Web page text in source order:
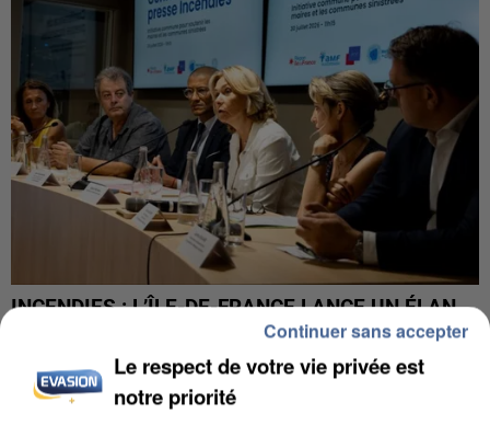
INCENDIES : L’ÎLE-DE-FRANCE LANCE UN ÉLAN
DE SOLIDARITÉ AVEC LES...
Le respect de votre vie privée est
notre priorité
Continuer sans accepter